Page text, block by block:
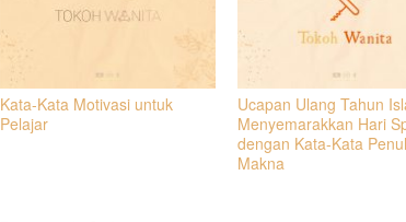
Kata-Kata Motivasi untuk
Pelajar
Ucapan Ulang Tahun
Menyemarakkan Hari
dengan Kata-Kata
Makna